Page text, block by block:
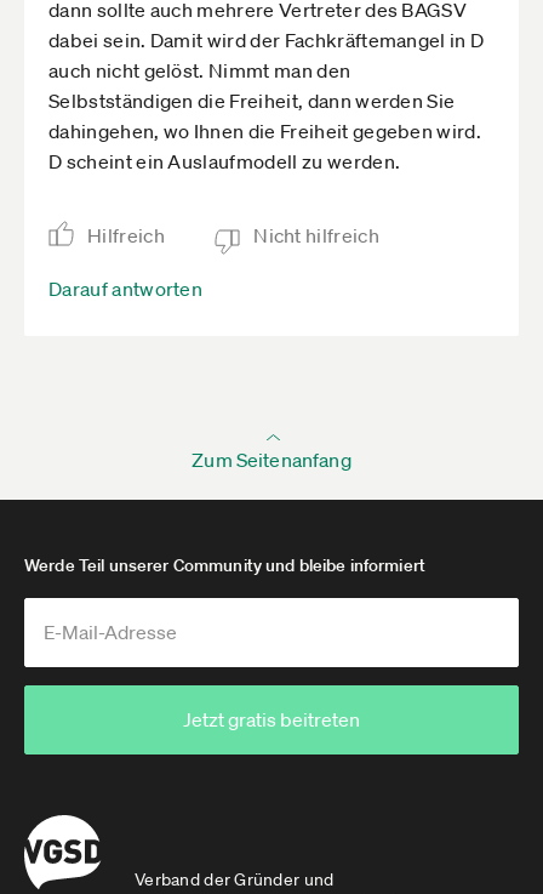
dann sollte auch mehrere Vertreter des BAGSV
dabei sein. Damit wird der Fachkräftemangel in D
auch nicht gelöst. Nimmt man den
Selbstständigen die Freiheit, dann werden Sie
dahingehen, wo Ihnen die Freiheit gegeben wird.
D scheint ein Auslaufmodell zu werden.
Hilfreich Nicht hilfreich
Darauf antworten
Zum Seitenanfang
Verband der Gründer und
Werde Teil unserer Community und bleibe informiert
Jetzt gratis beitreten